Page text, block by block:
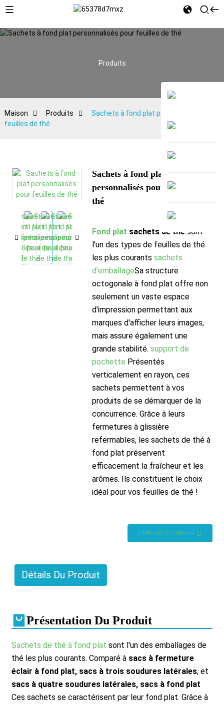
Produits
Maison Produits
Sachets à fond plat personnalisés pour
feuilles de thé
Sachets à fond plat
personnalisés pour feuilles de
thé
Fond plat sachets de thé sont
l'un des types de feuilles de thé
les plus courants sachets
d'emballageSa structure
octogonale à fond plat offre non
seulement un vaste espace
d'impression permettant aux
marques d'afficher leurs images,
mais assure également une
grande stabilité. support de
pochette Présentés
verticalement en rayon, ces
sachets permettent à vos
produits de se démarquer de la
concurrence. Grâce à leurs
fermetures à glissière
refermables, les sachets de thé à
fond plat préservent
efficacement la fraîcheur et les
arômes. Ils constituent le choix
idéal pour vos feuilles de thé !
CONTACTEZ-NOUS
Détails Du Produit
Présentation Du Produit
Sachets de thé à fond plat sont l'un des emballages de
thé les plus courants. Comparé à sacs à fermeture
éclair à fond plat, sacs à trois soudures latérales, et
sacs à quatre soudures latérales, sacs à fond plat
Ces sachets se caractérisent par leur fond plat. Grâce à